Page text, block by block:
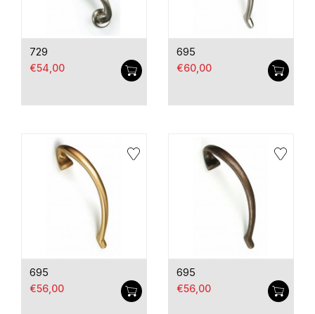
729
€54,00
695
€60,00
695
€56,00
695
€56,00